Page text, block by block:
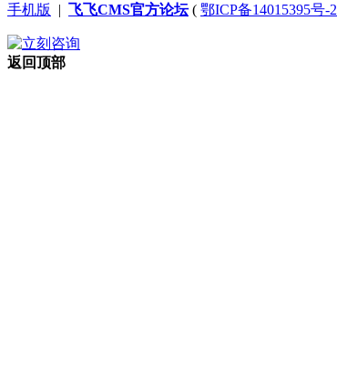
手机版 | 飞飞CMS官方论坛( 鄂ICP备14015395号-2
返回顶部